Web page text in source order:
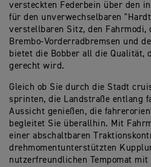
versteckten Federbein über den
für den unverwechselbaren
verstellbaren Sitz, den Fahrmodi,
Brembo-Vorderradbremsen und
bietet die Bobber all die Qualität,
gerecht wird.
Gleich ob Sie durch die Stadt
sprinten, die Landstraße entlang
Aussicht genießen, die
begleitet Sie überallhin. Mit
einer abschaltbaren
drehmomentunterstützten
nutzerfreundlichen Tempomat